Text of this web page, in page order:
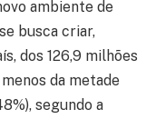
ambiente de
busca criar,
dos 126,9 milhões
da metade
segundo a